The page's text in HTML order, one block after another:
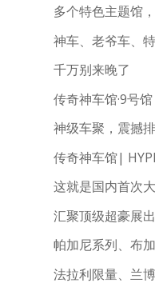
多个特色主题馆
神车、老爷车、
千万别来晚了
传奇神车馆·9号馆
神级车聚，震撼排
传奇神车馆|
这就是国内首次
汇聚顶级超豪展
帕加尼系列、布
法拉利限量、兰